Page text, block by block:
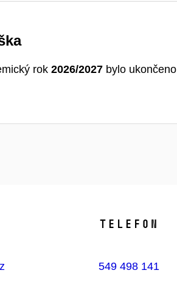
rok 2026/2027 bylo ukončeno
Telefon
549 498 141